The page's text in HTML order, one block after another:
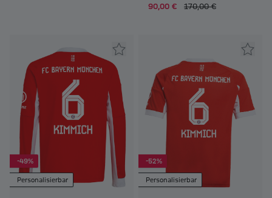
90,00 €
170,00 €
-49%
Personalisierbar
-52%
Personalisierbar